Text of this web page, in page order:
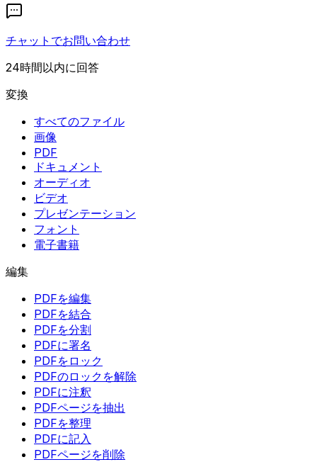
チャットでお問い合わせ
24時間以内に回答
変換
すべてのファイル
画像
PDF
ドキュメント
オーディオ
ビデオ
プレゼンテーション
フォント
電子書籍
編集
PDFを編集
PDFを結合
PDFを分割
PDFに署名
PDFをロック
PDFのロックを解除
PDFに注釈
PDFページを抽出
PDFを整理
PDFに記入
PDFページを削除